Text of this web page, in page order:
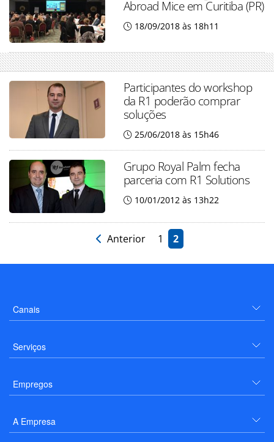
Abroad Mice em Curitiba (PR)
18/09/2018 às 18h11
Participantes do workshop
da R1 poderão comprar
soluções
25/06/2018 às 15h46
Grupo Royal Palm fecha
parceria com R1 Solutions
10/01/2012 às 13h22
Anterior 1 2
Canais
Serviços
Empregos
A Empresa